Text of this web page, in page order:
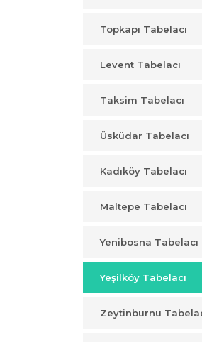
Topkapı Tabelacı
Levent Tabelacı
Taksim Tabelacı
Üsküdar Tabelacı
Kadıköy Tabelacı
Maltepe Tabelacı
Yenibosna Tabelacı
Yeşilköy Tabelacı
Zeytinburnu